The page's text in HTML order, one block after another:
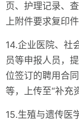
页、护理记录、
上附件要求复印
14.企业医院、社
员等申报人员，
位签订的聘用合
等，上传至“补充
15.生殖与遗传医